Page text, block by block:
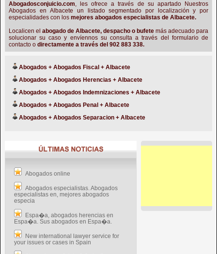
Abogadosconjuicio.com, les ofrece a través de su apartado Nuestros
Abogados en Albacete un listado segmentado por localización y por
especialidades con los mejores abogados especialistas de Albacete.
Localicen el abogado de Albacete, despacho o bufetemás adecuado para
solucionar su caso y envíennos su consulta a través del formulario de
contacto o directamente a través del 902 883 338.
Abogados + Abogados Fiscal + Albacete
Abogados + Abogados Herencias + Albacete
Abogados + Abogados Indemnizaciones + Albacete
Abogados + Abogados Penal + Albacete
Abogados + Abogados Separacion + Albacete
Abogados online
Abogados especialistas. Abogados
especialistas en, mejores abogados
especia
Espa�a, abogados herencias en
Espa�a. Sus abogados en Espa�a.
New international lawyer service for
your issues or cases in Spain